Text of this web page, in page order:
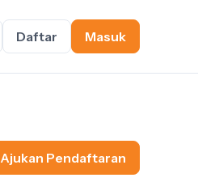
Daftar Masuk
Ajukan Pendaftaran